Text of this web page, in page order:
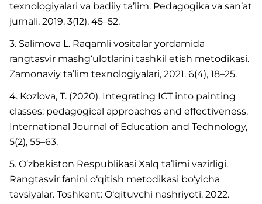
texnologiyalari va badiiy ta’lim. Pedagogika va san’at
jurnali, 2019. 3(12), 45–52.
3. Salimova L. Raqamli vositalar yordamida
rangtasvir mashg‘ulotlarini tashkil etish metodikasi.
Zamonaviy ta’lim texnologiyalari, 2021. 6(4), 18–25.
4. Kozlova, T. (2020). Integrating ICT into painting
classes: pedagogical approaches and effectiveness.
International Journal of Education and Technology,
5(2), 55–63.
5. O‘zbekiston Respublikasi Xalq ta’limi vazirligi.
Rangtasvir fanini o‘qitish metodikasi bo‘yicha
tavsiyalar. Toshkent: O‘qituvchi nashriyoti. 2022.